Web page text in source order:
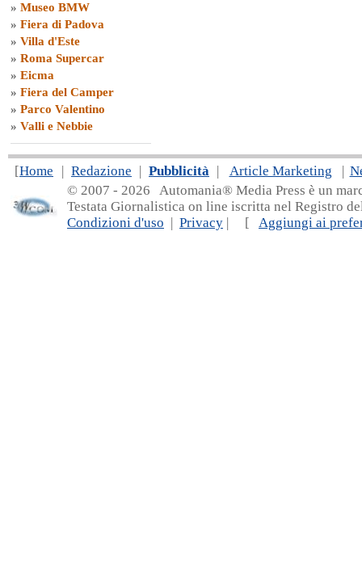
» Museo BMW
» Fiera di Padova
» Villa d'Este
» Roma Supercar
» Eicma
» Fiera del Camper
» Parco Valentino
» Valli e Nebbie
[Home | Redazione | Pubblicità | Article Marketing |
© 2007 - 2026 Automania® Media Press è un
Testata Giornalistica on line iscritta nel Registro
Condizioni d'uso | Privacy | [ Aggiungi ai